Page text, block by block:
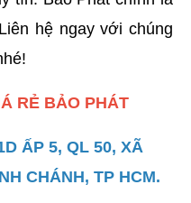
hệ ngay với chúng
RẺ BẢO PHÁT
ẤP 5, QL 50, XÃ
CHÁNH, TP HCM.